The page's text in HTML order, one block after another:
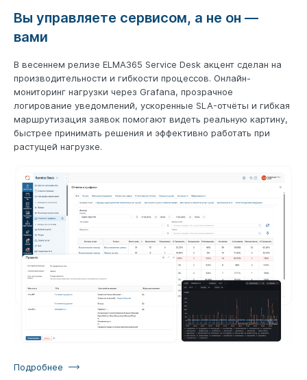
Вы управляете сервисом, а не он ―
вами
В весеннем релизе ELMA365 Service Desk акцент сделан на
производительности и гибкости процессов. Онлайн-
мониторинг нагрузки через Grafana, прозрачное
логирование уведомлений, ускоренные SLA-отчёты и гибкая
маршрутизация заявок помогают видеть реальную картину,
быстрее принимать решения и эффективно работать при
растущей нагрузке.
Подробнее